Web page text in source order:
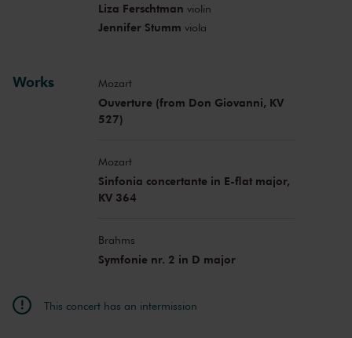
Liza Ferschtman violin
Jennifer Stumm viola
Works Mozart
Ouverture (from Don Giovanni, KV
527)
Mozart
Sinfonia concertante in E-flat major,
KV 364
Brahms
Symfonie nr. 2 in D major
This concert has an intermission